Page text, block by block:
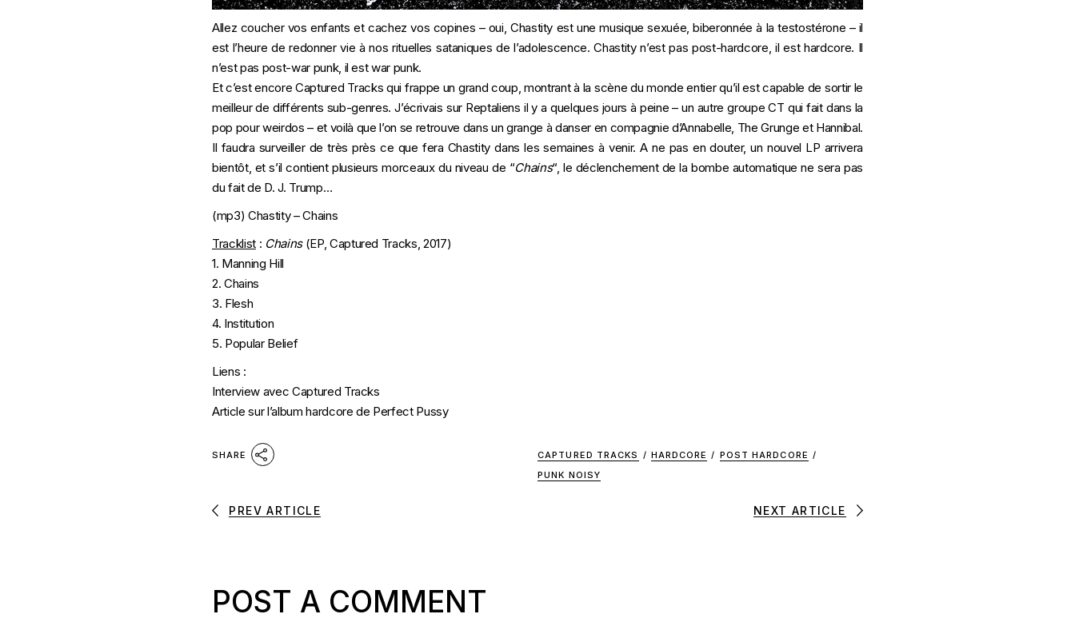
Allez coucher vos enfants et cachez vos copines – oui, Chastity est une musique sexuée, biberonnée à la testostérone – il
est l’heure de redonner vie à nos rituelles sataniques de l’adolescence. Chastity n’est pas post-hardcore, il est hardcore. Il
n’est pas post-war punk, il est war punk.
Et c’est encore Captured Tracks qui frappe un grand coup, montrant à la scène du monde entier qu’il est capable de sortir le
meilleur de différents sub-genres. J’écrivais sur Reptaliens il y a quelques jours à peine – un autre groupe CT qui fait dans la
pop pour weirdos – et voilà que l’on se retrouve dans un grange à danser en compagnie d’Annabelle, The Grunge et Hannibal.
Il faudra surveiller de très près ce que fera Chastity dans les semaines à venir. A ne pas en douter, un nouvel LP arrivera
bientôt, et s’il contient plusieurs morceaux du niveau de “Chains“, le déclenchement de la bombe automatique ne sera pas
du fait de D. J. Trump…
(mp3) Chastity – Chains
Tracklist: Chains(EP, Captured Tracks, 2017)
1. Manning Hill
2. Chains
3. Flesh
4. Institution
5. Popular Belief
Liens :
Interview avec Captured Tracks
Article sur l’album hardcore de Perfect Pussy
SHARE CAPTURED TRACKS / HARDCORE / POST HARDCORE /
PUNK NOISY
PREV ARTICLE NEXT ARTICLE
POST A COMMENT